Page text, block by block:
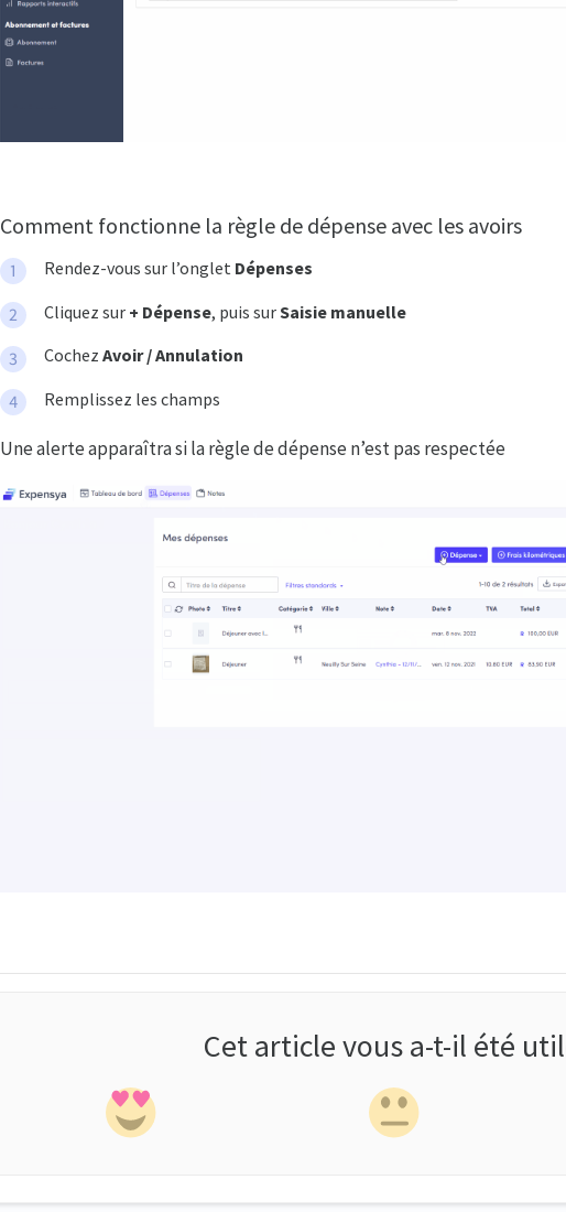
Comment fonctionne la règle de dépense avec les avoirs
Rendez-vous sur l’onglet Dépenses
Cliquez sur + Dépense, puis surSaisie manuelle
Cochez Avoir / Annulation
Remplissez les champs
Une alerte apparaîtra si la règle de dépense n’est pas respectée
Cet article vous a-t-il été